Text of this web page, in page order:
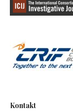
Kontakt